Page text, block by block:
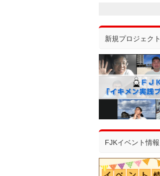
新規プロジェクト
FJKイベント情報